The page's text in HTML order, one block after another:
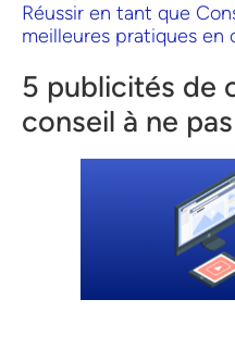
Réussir en tant que
meilleures pratiques en
5 publicités de
conseil à ne